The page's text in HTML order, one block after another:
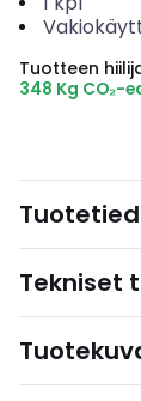
Tuotteen
348 Kg CO₂-
Tekniset